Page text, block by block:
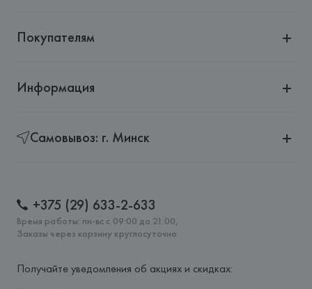
Покупателям
Информация
Самовывоз: г. Минск
+375 (29) 633-2-633
Время работы: пн-вс с 09:00 до 21:00,
Заказы через корзину круглосуточно
Получайте уведомления об акциях и скидках: